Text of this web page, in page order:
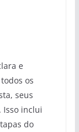
e
os
seus
Isso inclui
do